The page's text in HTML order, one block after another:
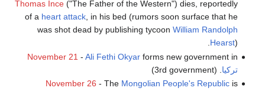
Thomas Ince("The Father of the Western") dies, reportedly
of a heart attack, in his bed (rumors soon surface that he
was shot dead by publishing tycoon William Randolph
Hearst).
November 21 - Ali Fethi Okyarforms new government in
تركيا . (3rd government)
November 26 - The Mongolian People's Republicis